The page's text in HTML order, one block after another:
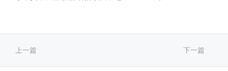
上一篇 下一篇